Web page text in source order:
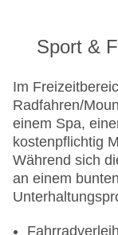
Sport &
Im
Radfahren/
einem Spa,
kostenpflichtig
Während sich
an einem